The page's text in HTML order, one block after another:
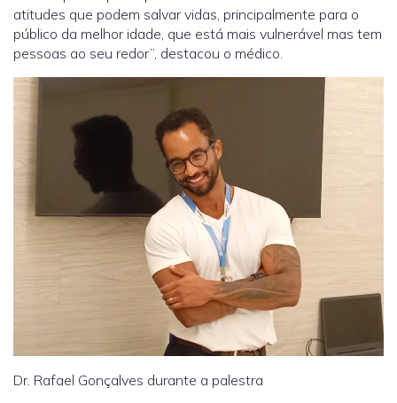
atitudes que podem salvar vidas, principalmente para o
público da melhor idade, que está mais vulnerável mas tem
pessoas ao seu redor”, destacou o médico.
Dr. Rafael Gonçalves durante a palestra